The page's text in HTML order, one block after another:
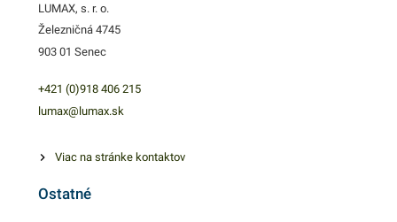
recyklovateľné. Praktické
ksRozmer:
22+12x40cmFarba:
LUMAX, s. r. o.
Železničná 4745
903 01 Senec
+421 (0)918 406 215
lumax@lumax.sk
Viac na stránke kontaktov
Ostatné